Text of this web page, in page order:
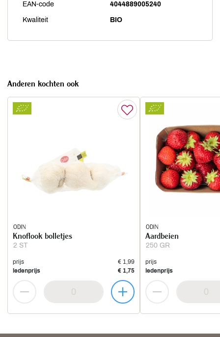
EAN-code 4044889005240
Kwaliteit BIO
Anderen kochten ook
ODIN
2 ST
Knoflook bolletjes
prijs
€ 1,99
ledenprijs
€ 1,75
ODIN
250 GR
Aardbeien
prijs
ledenprijs